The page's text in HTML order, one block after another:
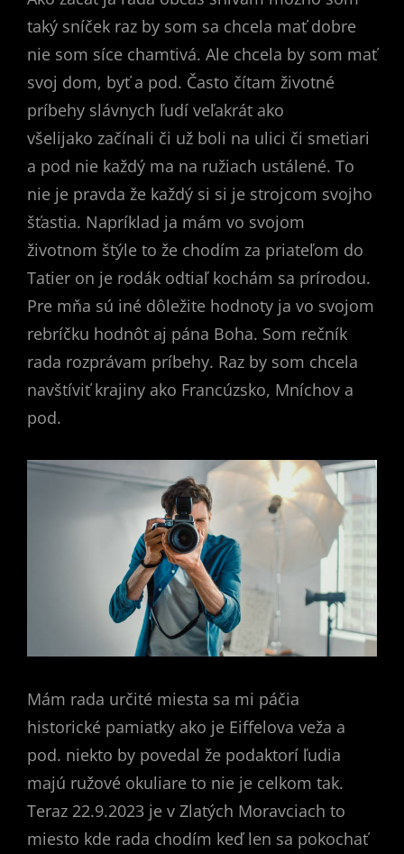
taký sníček raz by som sa chcela mať dobre
nie som síce chamtivá. Ale chcela by som mať
svoj dom, byť a pod. Často čítam životné
príbehy slávnych ľudí veľakrát ako
všelijako začínali či už boli na ulici či smetiari
a pod nie každý ma na ružiach ustálené. To
nie je pravda že každý si si je strojcom svojho
šťastia. Napríklad ja mám vo svojom
životnom štýle to že chodím za priateľom do
Tatier on je rodák odtiaľ kochám sa prírodou.
Pre mňa sú iné dôležite hodnoty ja vo svojom
rebríčku hodnôt aj pána Boha. Som rečník
rada rozprávam príbehy. Raz by som chcela
navštíviť krajiny ako Francúzsko, Mníchov a
pod.
Mám rada určité miesta sa mi páčia
historické pamiatky ako je Eiffelova veža a
pod. niekto by povedal že podaktorí ľudia
majú ružové okuliare to nie je celkom tak.
Teraz 22.9.2023 je v Zlatých Moravciach to
miesto kde rada chodím keď len sa pokochať